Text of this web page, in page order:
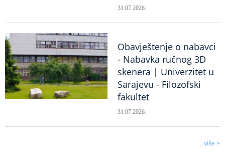
31.07.2026.
Obavještenje o nabavci
- Nabavka ručnog 3D
skenera | Univerzitet u
Sarajevu - Filozofski
fakultet
31.07.2026.
više >